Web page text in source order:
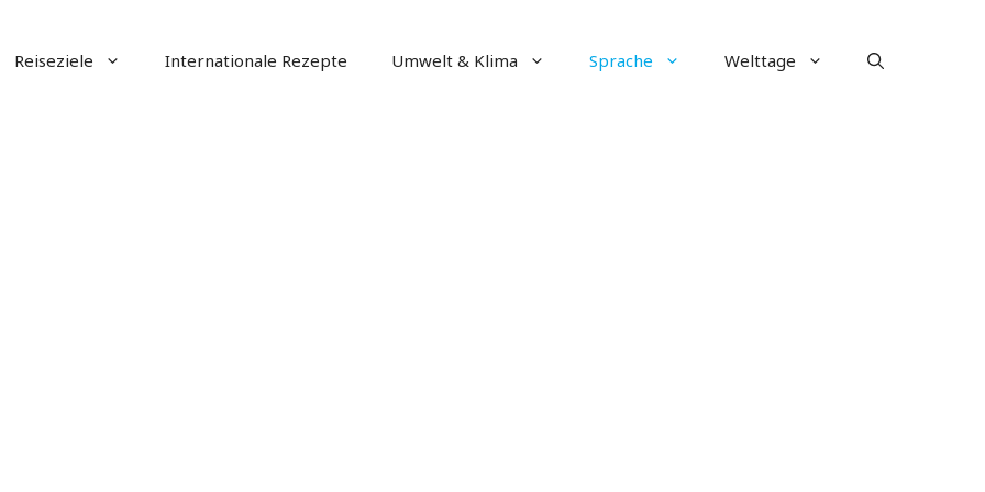
Reiseziele Internationale Rezepte Umwelt & Klima Sprache Welttage